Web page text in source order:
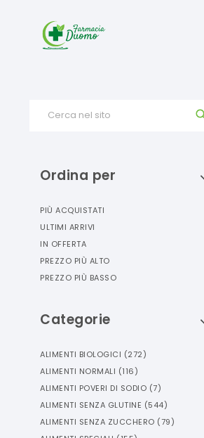
Cerca nel sito
Ordina per
PIÙ ACQUISTATI
ULTIMI ARRIVI
IN OFFERTA
PREZZO PIÙ ALTO
PREZZO PIÙ BASSO
Categorie
ALIMENTI BIOLOGICI (272)
ALIMENTI NORMALI (116)
ALIMENTI POVERI DI SODIO (7)
ALIMENTI SENZA GLUTINE (544)
ALIMENTI SENZA ZUCCHERO (79)